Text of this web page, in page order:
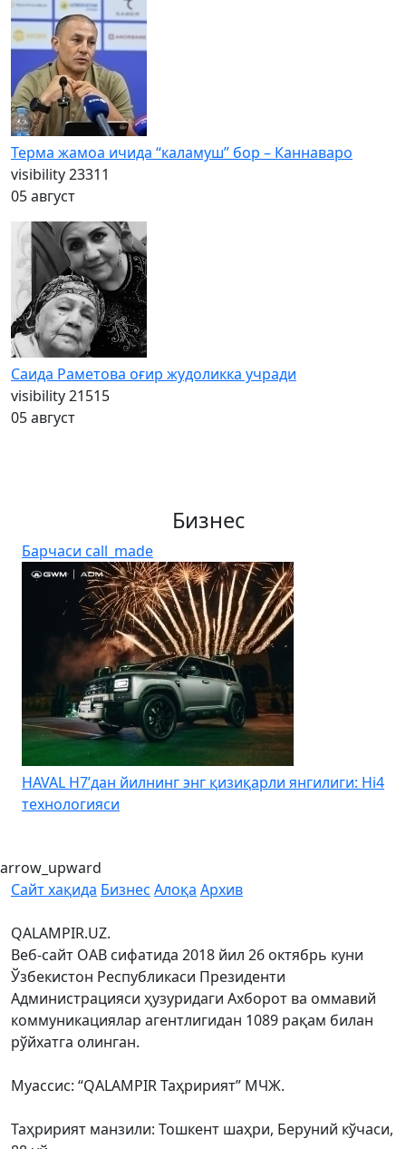
Терма жамоа ичида “каламуш” бор – Каннаваро
visibility23311
05 август
Саида Раметова оғир жудоликка учради
visibility21515
05 август
Бизнес
Барчаси call_made
HAVAL H7’дан йилнинг энг қизиқарли янгилиги: Hi4
технологияси
arrow_upward
Сайт хақида Бизнес Алоқа Архив
QALAMPIR.UZ.
Веб-сайт ОАВ сифатида 2018 йил 26 октябрь куни
Ўзбекистон Республикаси Президенти
Администрацияси ҳузуридаги Ахборот ва оммавий
коммуникациялар агентлигидан 1089 рақам билан
рўйхатга олинган.
Муассис: “QALAMPIR Таҳририят” МЧЖ.
Таҳририят манзили: Тошкент шаҳри, Беруний кўчаси,